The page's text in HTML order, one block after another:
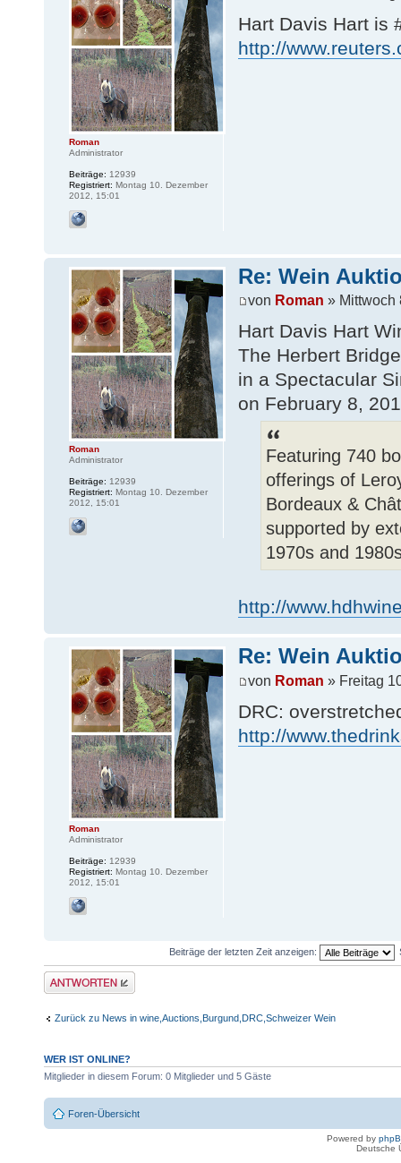
Hart Davis Hart is
http://
Roman
Administrator
Beiträge: 12939
Registriert: Montag 10. Dezember
2012, 15:01
Re: Wein
von Roman » Mittwoch
Hart Davis Hart
The Herbert
in a Spectacular
on February 8,
Featuring 740
offerings of
Bordeaux &
supported by
1970s and
http://
Roman
Administrator
Beiträge: 12939
Registriert: Montag 10. Dezember
2012, 15:01
Re: Wein
von Roman » Freitag
DRC:
http://
Roman
Administrator
Beiträge: 12939
Registriert: Montag 10. Dezember
2012, 15:01
Beiträge der letzten Zeit anzeigen:
Antwort erstellen
Zurück zu News in wine,Auctions,Burgund,DRC,Schweizer Wein
WER IST ONLINE?
Mitglieder in diesem Forum: 0 Mitglieder und 5 Gäste
Foren-Übersicht
Powered by
Deutsche